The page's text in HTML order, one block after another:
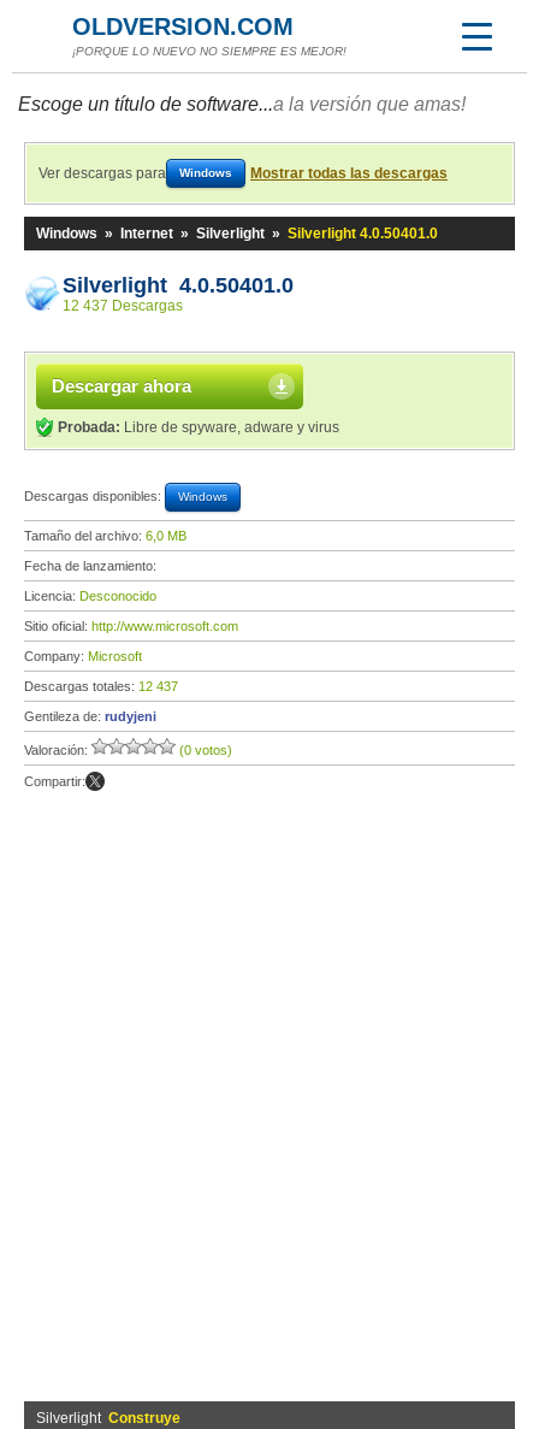
OLDVERSION.COM
¡PORQUE LO NUEVO NO SIEMPRE ES MEJOR!
Escoge un título de software...a la versión que amas!
Ver descargas para Windows Mostrar todas las descargas
Windows » Internet » Silverlight » Silverlight 4.0.50401.0
Silverlight 4.0.50401.0
12 437 Descargas
Descargar ahora
Probada: Libre de spyware, adware y virus
Descargas disponibles: Windows
Tamaño del archivo: 6,0 MB
Fecha de lanzamiento:
Licencia: Desconocido
Sitio oficial: http://www.microsoft.com
Company: Microsoft
Descargas totales: 12 437
Gentileza de: rudyjeni
Valoración: (0 votos)
Compartir:
Silverlight Construye